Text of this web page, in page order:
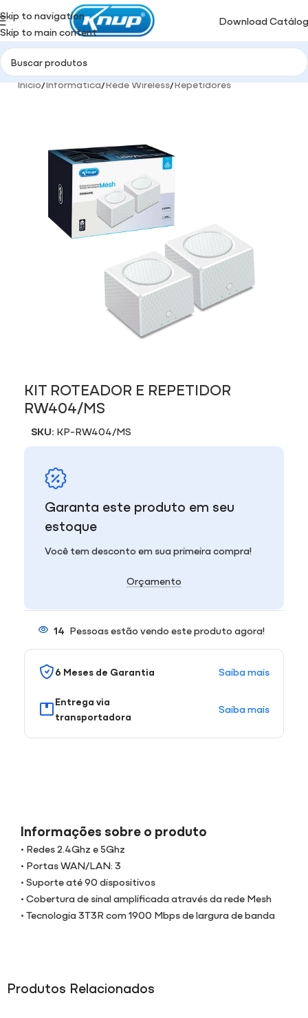
Skip to navigation
Skip to main content
Download
Início/Informática/Rede Wireless/Repetidores
KIT ROTEADOR E REPETIDOR
RW404/MS
SKU: KP-RW404/MS
Garanta este produto em seu
estoque
Você tem desconto em sua primeira compra!
Orçamento
14 Pessoas estão vendo este produto agora!
6 Meses de Garantia Saiba mais
Entrega via
transportadora
Saiba mais
Informações sobre o produto
• Redes 2.4Ghz e 5Ghz
• Portas WAN/LAN: 3
• Suporte até 90 dispositivos
• Cobertura de sinal amplificada através da rede Mesh
• Tecnologia 3T3R com 1900 Mbps de largura de banda
Produtos Relacionados